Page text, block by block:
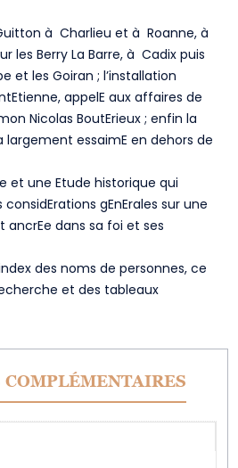
à Charlieu et à Roanne, à
les Berry La Barre, à Cadix puis
et les Goiran ; l’installation
appelE aux affaires de
Nicolas BoutErieux ; enfin la
largement essaimE en dehors de
et une Etude historique qui
gEnErales sur une
ancrEe dans sa foi et ses
des noms de personnes, ce
et des tableaux